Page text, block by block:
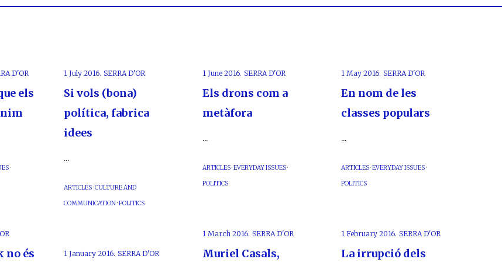
D'OR
els
·
1 July 2016. SERRA D'OR
Si vols (bona)
política, fabrica
idees
...
ARTICLES·CULTURE AND
COMMUNICATION·POLITICS
1 June 2016. SERRA D'OR
Els drons com a
metàfora
...
ARTICLES·EVERYDAY ISSUES·
POLITICS
1 May 2016. SERRA D'OR
En nom de les
classes populars
...
ARTICLES·EVERYDAY ISSUES·
POLITICS
no és
1 March 2016. SERRA D'OR
Muriel Casals,
1 February 2016. SERRA D'OR
La irrupció dels
1 January 2016. SERRA D'OR